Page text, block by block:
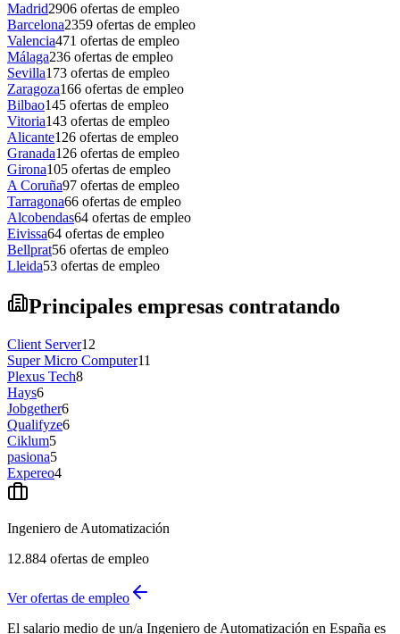
Madrid2906 ofertas de empleo
Barcelona2359 ofertas de empleo
Valencia471 ofertas de empleo
Málaga236 ofertas de empleo
Sevilla173 ofertas de empleo
Zaragoza166 ofertas de empleo
Bilbao145 ofertas de empleo
Vitoria143 ofertas de empleo
Alicante126 ofertas de empleo
Granada126 ofertas de empleo
Girona105 ofertas de empleo
A Coruña97 ofertas de empleo
Tarragona66 ofertas de empleo
Alcobendas64 ofertas de empleo
Eivissa64 ofertas de empleo
Bellprat56 ofertas de empleo
Lleida53 ofertas de empleo
Principales empresas contratando
Client Server12
Super Micro Computer11
Plexus Tech8
Hays6
Jobgether6
Qualifyze6
Ciklum5
pasiona5
Expereo4
Ingeniero de Automatización
12.884 ofertas de empleo
Ver ofertas de empleo
El salario medio de un/a Ingeniero de Automatización en España es